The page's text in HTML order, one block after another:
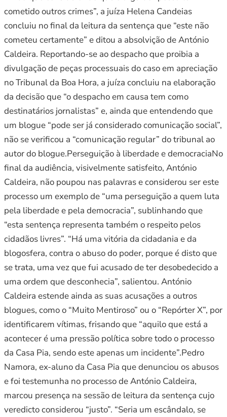
cometido outros crimes”, a juíza Helena Candeias
concluiu no final da leitura da sentença que “este não
cometeu certamente” e ditou a absolvição de António
Caldeira. Reportando-se ao despacho que proibia a
divulgação de peças processuais do caso em apreciação
no Tribunal da Boa Hora, a juíza concluiu na elaboração
da decisão que “o despacho em causa tem como
destinatários jornalistas” e, ainda que entendendo que
um blogue “pode ser já considerado comunicação social”,
não se verificou a “comunicação regular” do tribunal ao
autor do blogue.Perseguição à liberdade e democraciaNo
final da audiência, visivelmente satisfeito, António
Caldeira, não poupou nas palavras e considerou ser este
processo um exemplo de “uma perseguição a quem luta
pela liberdade e pela democracia”, sublinhando que
“esta sentença representa também o respeito pelos
cidadãos livres”. “Há uma vitória da cidadania e da
blogosfera, contra o abuso do poder, porque é disto que
se trata, uma vez que fui acusado de ter desobedecido a
uma ordem que desconhecia”, salientou. António
Caldeira estende ainda as suas acusações a outros
blogues, como o “Muito Mentiroso” ou o “Repórter X”, por
identificarem vítimas, frisando que “aquilo que está a
acontecer é uma pressão política sobre todo o processo
da Casa Pia, sendo este apenas um incidente”.Pedro
Namora, ex-aluno da Casa Pia que denunciou os abusos
e foi testemunha no processo de António Caldeira,
marcou presença na sessão de leitura da sentença cujo
veredicto considerou “justo”. “Seria um escândalo, se